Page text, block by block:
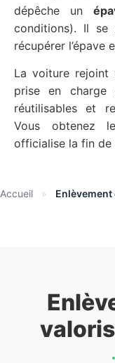
dépêche un
conditions). Il se
récupérer l’épave
La voiture rejoint
prise en charge
réutilisables et
Vous obtenez
officialise la fin de
Accueil » Enlèvement